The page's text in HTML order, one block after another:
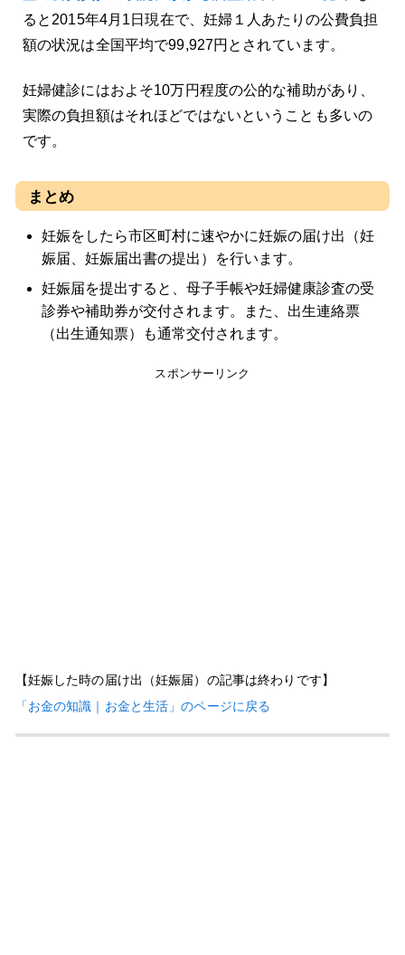
ると2015年4月1日現在で、妊婦１人あたりの公費負担
額の状況は全国平均で99,927円とされています。
妊婦健診にはおよそ10万円程度の公的な補助があり、
実際の負担額はそれほどではないということも多いの
です。
まとめ
妊娠をしたら市区町村に速やかに妊娠の届け出（妊
娠届、妊娠届出書の提出）を行います。
妊娠届を提出すると、母子手帳や妊婦健康診査の受
診券や補助券が交付されます。また、出生連絡票
（出生通知票）も通常交付されます。
スポンサーリンク
【妊娠した時の届け出（妊娠届）の記事は終わりです】
「お金の知識｜お金と生活」のページに戻る